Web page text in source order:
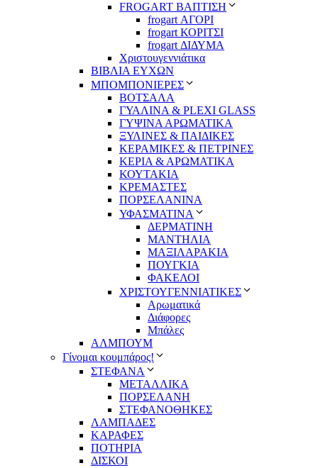
FROGART ΒΑΠΤΙΣΗ
frogart ΑΓΟΡΙ
frogart ΚΟΡΙΤΣΙ
frogart ΔΙΔΥΜΑ
Χριστουγεννιάτικα
ΒΙΒΛΙΑ ΕΥΧΩΝ
ΜΠΟΜΠΟΝΙΕΡΕΣ
ΒΟΤΣΑΛΑ
ΓΥΑΛΙΝΑ & PLEXI GLASS
ΓΥΨΙΝΑ ΑΡΩΜΑΤΙΚΑ
ΞΥΛΙΝΕΣ & ΠΑΙΔΙΚΕΣ
ΚΕΡΑΜΙΚΕΣ & ΠΕΤΡΙΝΕΣ
ΚΕΡΙΑ & ΑΡΩΜΑΤΙΚΑ
ΚΟΥΤΑΚΙΑ
ΚΡΕΜΑΣΤΕΣ
ΠΟΡΣΕΛΑΝΙΝΑ
ΥΦΑΣΜΑΤΙΝA
ΔΕΡΜΑΤΙΝΗ
ΜΑΝΤΗΛΙΑ
ΜΑΞΙΛΑΡΑΚΙΑ
ΠΟΥΓΚΙΑ
ΦΑΚΕΛΟΙ
ΧΡΙΣΤΟΥΓΕΝΝΙΑΤΙΚΕΣ
Αρωματικά
Διάφορες
Μπάλες
ΑΛΜΠΟΥΜ
Γίνομαι κουμπάρος!
ΣΤΕΦΑΝΑ
ΜΕΤΑΛΛΙΚΑ
ΠΟΡΣΕΛΑΝΗ
ΣΤΕΦΑΝΟΘΗΚΕΣ
ΛΑΜΠΑΔΕΣ
ΚΑΡΑΦΕΣ
ΠΟΤΗΡΙΑ
ΔΙΣΚΟΙ